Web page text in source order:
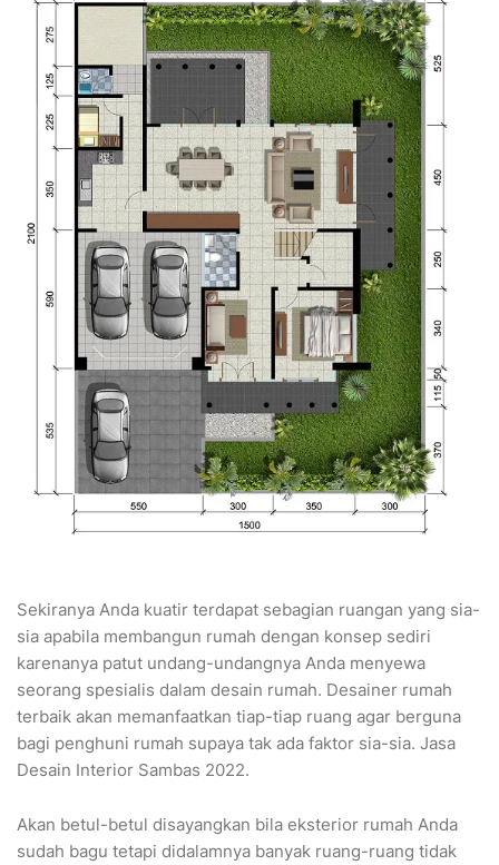
Sekiranya Anda kuatir terdapat sebagian ruangan yang sia-
sia apabila membangun rumah dengan konsep sediri
karenanya patut undang-undangnya Anda menyewa
seorang spesialis dalam desain rumah. Desainer rumah
terbaik akan memanfaatkan tiap-tiap ruang agar berguna
bagi penghuni rumah supaya tak ada faktor sia-sia. Jasa
Desain Interior Sambas 2022.
Akan betul-betul disayangkan bila eksterior rumah Anda
sudah bagu tetapi didalamnya banyak ruang-ruang tidak